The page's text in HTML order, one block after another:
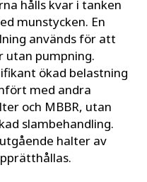
hålls kvar i tanken
munstycken. En
används för att
pumpning.
ökad belastning
med andra
och MBBR, utan
slambehandling.
halter av